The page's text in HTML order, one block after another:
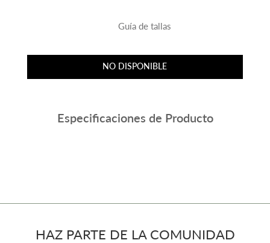
Guía de tallas
NO DISPONIBLE
Especificaciones de Producto
HAZ PARTE DE LA COMUNIDAD